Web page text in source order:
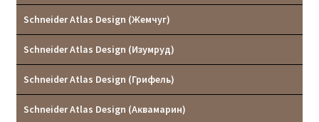
Schneider Atlas Design (Жемчуг)
Schneider Atlas Design (Изумруд)
Schneider Atlas Design (Грифель)
Schneider Atlas Design (Аквамарин)